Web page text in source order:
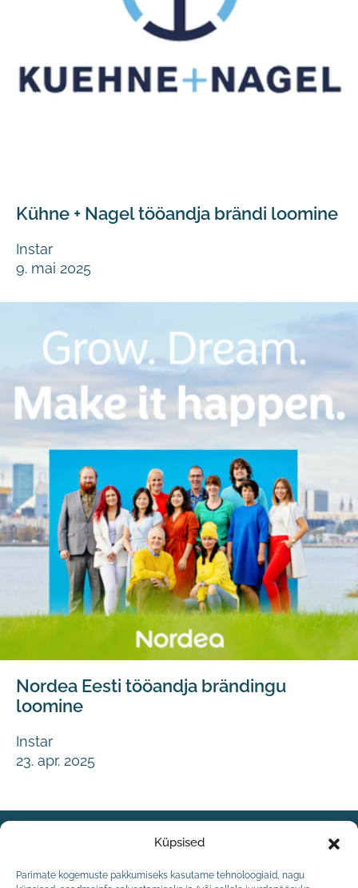
Küpsised
Parimate kogemuste pakkumiseks kasutame tehnoloogiaid, nagu
Kühne + Nagel tööandja brändi loomine
Instar
9. mai 2025
Nordea Eesti tööandja brändingu
loomine
Instar
23. apr. 2025